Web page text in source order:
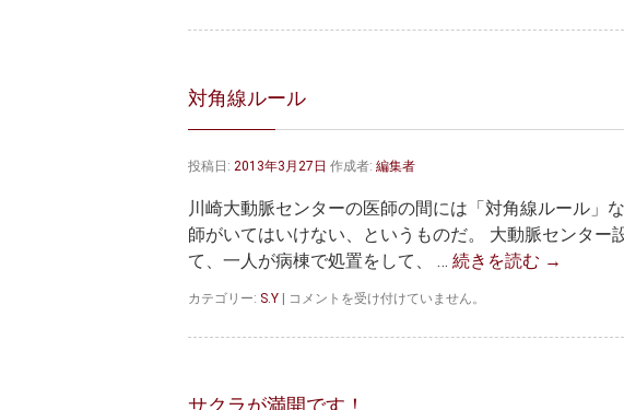
ヒ
と
ィ
カ
ッ
プ
は
対角線ルール
投稿日: 2013年3月27日 作成者: 編集者
川崎大動脈センターの医師の間には「対角線ルール」
師がいてはいけない、というものだ。 大動脈センター
て、一人が病棟で処置をして、 … 続きを読む →
カテゴリー: S.Y
対
線
ル
コメントを受け付けていません。
サクラが満開です！